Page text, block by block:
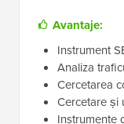
Avantaje:
Instrument
Analiza
Cercetarea
Cercetare și
Instrumente